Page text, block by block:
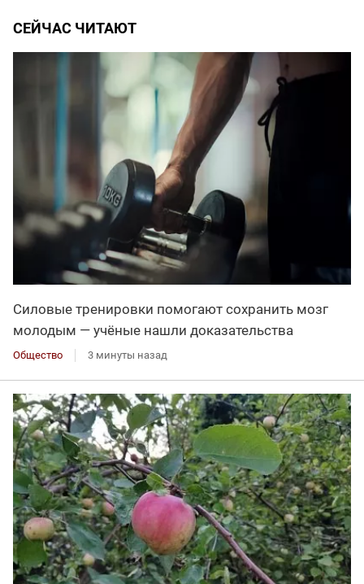
СЕЙЧАС ЧИТАЮТ
Силовые тренировки помогают сохранить мозг
молодым — учёные нашли доказательства
Общество 3 минуты назад